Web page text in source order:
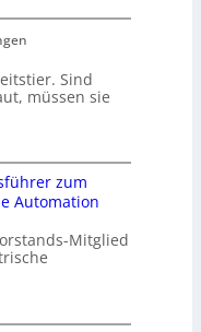
Sind
müssen sie
zum
Automation
Mitglied